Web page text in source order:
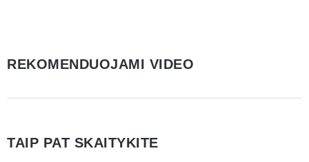
REKOMENDUOJAMI VIDEO
TAIP PAT SKAITYKITE